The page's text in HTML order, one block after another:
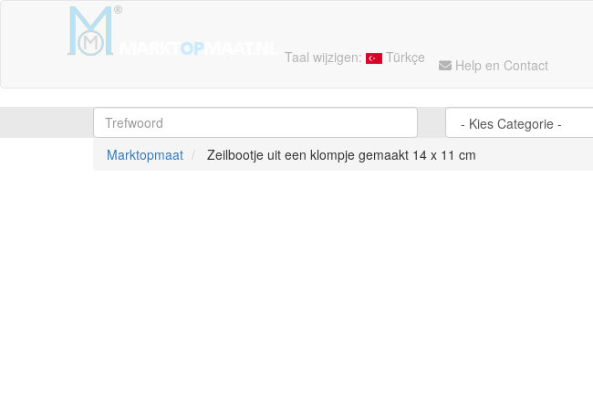
Taal wijzigen: Türkçe Help en Contact
Marktopmaat
Zeilbootje uit een klompje gemaakt 14 x 11 cm